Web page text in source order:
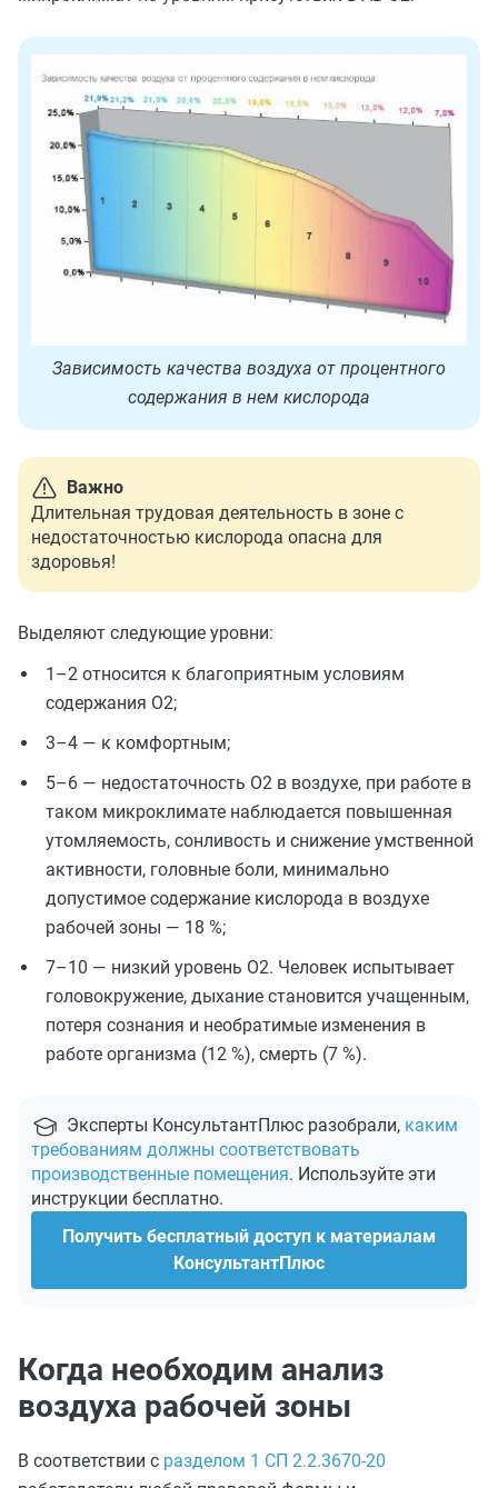
Зависимость качества воздуха от процентного
содержания в нем кислорода
Важно
Длительная трудовая деятельность в зоне с
недостаточностью кислорода опасна для
здоровья!
Выделяют следующие уровни:
1–2 относится к благоприятным условиям
содержания O2;
3–4 — к комфортным;
5–6 — недостаточность O2 в воздухе, при работе в
таком микроклимате наблюдается повышенная
утомляемость, сонливость и снижение умственной
активности, головные боли, минимально
допустимое содержание кислорода в воздухе
рабочей зоны — 18 %;
7–10 — низкий уровень O2. Человек испытывает
головокружение, дыхание становится учащенным,
потеря сознания и необратимые изменения в
работе организма (12 %), смерть (7 %).
Эксперты КонсультантПлюс разобрали, каким
требованиям должны соответствовать
производственные помещения. Используйте эти
инструкции бесплатно.
Получить бесплатный доступ к материалам
КонсультантПлюс
Когда необходим анализ
воздуха рабочей зоны
В соответствии с разделом 1 СП 2.2.3670-20